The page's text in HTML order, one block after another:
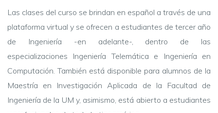
Las clases del curso se brindan en español a través de una
plataforma virtual y se ofrecen a estudiantes de tercer año
de Ingeniería -en adelante-, dentro de las
especializaciones Ingeniería Telemática e Ingeniería en
Computación. También está disponible para alumnos de la
Maestría en Investigación Aplicada de la Facultad de
Ingeniería de la UM y, asimismo, está abierto a estudiantes